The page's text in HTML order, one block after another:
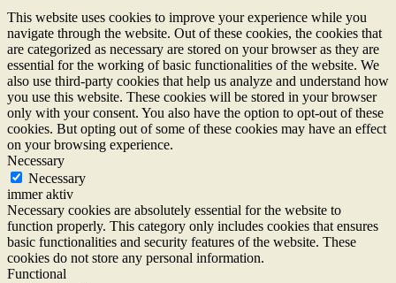
This website uses cookies to improve your experience while you
navigate through the website. Out of these cookies, the cookies that
are categorized as necessary are stored on your browser as they are
essential for the working of basic functionalities of the website. We
also use third-party cookies that help us analyze and understand how
you use this website. These cookies will be stored in your browser
only with your consent. You also have the option to opt-out of these
cookies. But opting out of some of these cookies may have an effect
on your browsing experience.
Necessary
Necessary
immer aktiv
Necessary cookies are absolutely essential for the website to
function properly. This category only includes cookies that ensures
basic functionalities and security features of the website. These
cookies do not store any personal information.
Functional